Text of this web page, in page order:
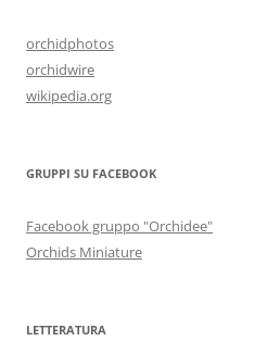
orchidphotos
orchidwire
wikipedia.org
GRUPPI SU FACEBOOK
Facebook gruppo "Orchidee"
Orchids Miniature
LETTERATURA